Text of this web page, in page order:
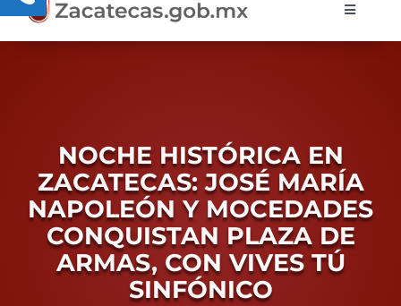
Toggle
Transparencia
MOBI
Conoce Zacatecas
Proceso Electoral Poder Judicial
NOCHE HISTÓRICA EN
ZACATECAS: JOSÉ MARÍA
NAPOLEÓN Y MOCEDADES
CONQUISTAN PLAZA DE
ARMAS, CON VIVES TÚ
SINFÓNICO